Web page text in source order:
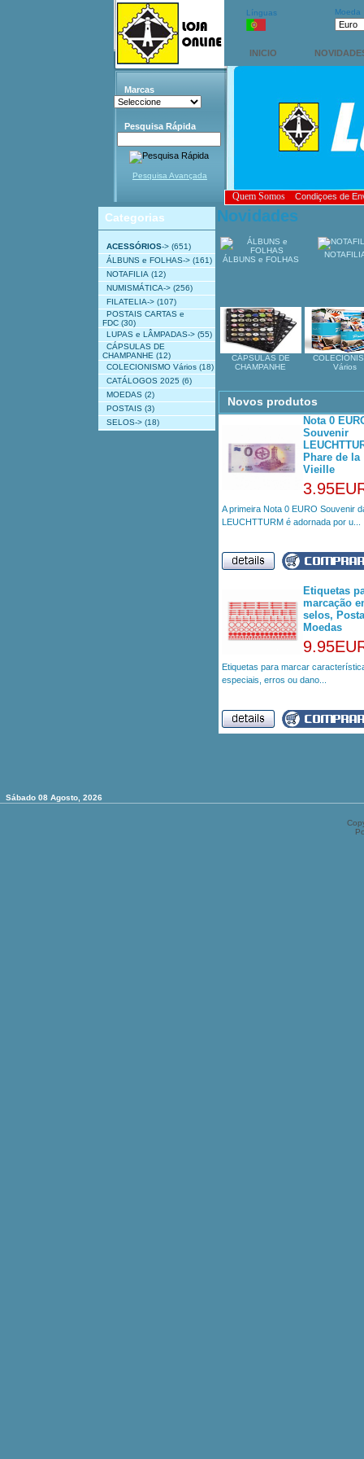
Línguas Moeda
INICIO
Marcas
Pesquisa Rápida
Pesquisa Avançada
Quem Somos Condiçoes de
Categorias
ACESSÓRIOS->(651)
ÁLBUNS e FOLHAS->(161)
NOTAFILIA (12)
NUMISMÁTICA->(256)
FILATELIA->(107)
POSTAIS CARTAS e
FDC(30)
LUPAS e LÂMPADAS->(55)
CÁPSULAS DE
CHAMPANHE (12)
COLECIONISMO Vários(18)
CATÁLOGOS 2025 (6)
MOEDAS (2)
POSTAIS (3)
SELOS->(18)
Novidades
ÁLBUNS e FOLHAS
CÁPSULAS DE
CHAMPANHE
Vários
Novos produtos
Nota 0
Souvenir
Phare de la
Vieille
A primeira Nota 0 EURO Souvenir
LEUCHTTURM é adornada por u...
Etiquetas
marcação
selos,
Moedas
Etiquetas para marcar
especiais, erros ou dano...
Sábado 08 Agosto, 2026